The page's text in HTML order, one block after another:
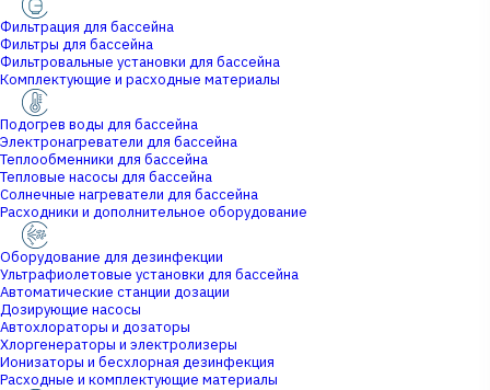
Фильтрация для бассейна
Фильтры для бассейна
Фильтровальные установки для бассейна
Комплектующие и расходные материалы
Подогрев воды для бассейна
Электронагреватели для бассейна
Теплообменники для бассейна
Тепловые насосы для бассейна
Солнечные нагреватели для бассейна
Расходники и дополнительное оборудование
Оборудование для дезинфекции
Ультрафиолетовые установки для бассейна
Автоматические станции дозации
Дозирующие насосы
Автохлораторы и дозаторы
Хлоргенераторы и электролизеры
Ионизаторы и бесхлорная дезинфекция
Расходные и комплектующие материалы